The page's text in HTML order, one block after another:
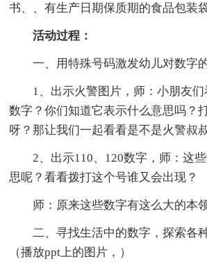
书、、有生产日期保质期的食品包装
活动过程：
一、用特殊号码激发幼儿对数字
1、出示火警图片，师：小朋友
数字？你们知道它表示什么意思吗？
呀？那让我们一起看看是不是火警叔
2、出示110、120数字，师：这
思呢？看看拨打这个号谁又会出现？
师：原来这些数字有这么大的本
二、寻找生活中的数字，探索各
（播放ppt上的图片，）